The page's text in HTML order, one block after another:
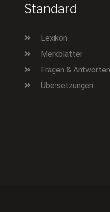
Standard
Lexikon
Merkblätter
Fragen & Antworten
Übersetzungen